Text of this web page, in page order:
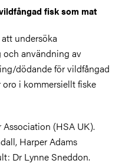
fisk som mat
undersöka
användning av
dödande för vildfångad
i kommersiellt fiske
(HSA UK).
Harper Adams
Dr Lynne Sneddon.